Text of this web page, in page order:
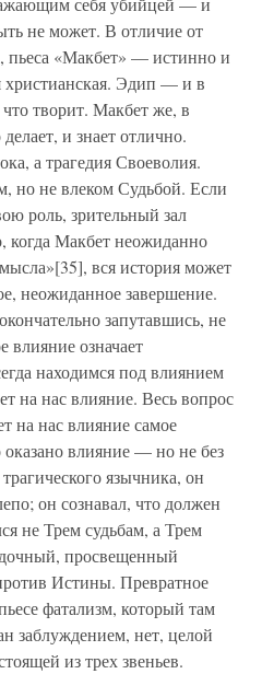
не может. В отличие от
пьеса «Макбет» — истинно и
христианская. Эдип — и в
творит. Макбет же, в
и знает отлично.
а трагедия Своеволия.
но не влеком Судьбой. Если
роль, зрительный зал
когда Макбет неожиданно
вся история может
неожиданное завершение.
запутавшись, не
влияние означает
находимся под влиянием
на нас влияние. Весь вопрос
на нас влияние самое
влияние — но не без
язычника, он
он сознавал, что должен
не Трем судьбам, а Трем
просвещенный
Истины. Превратное
фатализм, который там
заблуждением, нет, целой
из трех звеньев.